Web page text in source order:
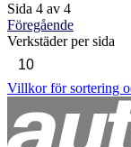
Sida 4 av 4
Föregående
Verkstäder per sida
Villkor för sortering